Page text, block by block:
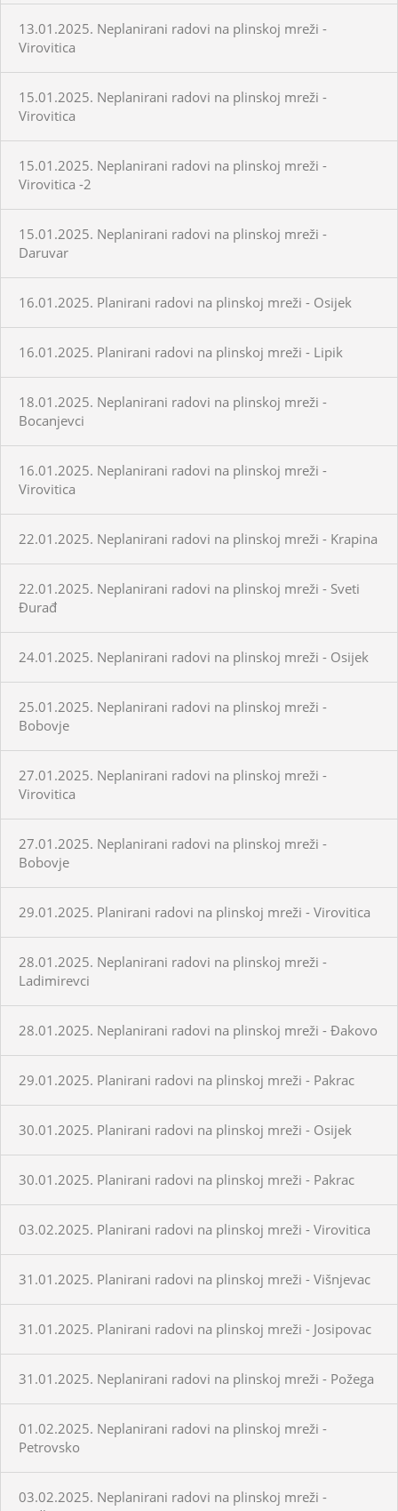
13.01.2025. Neplanirani radovi na plinskoj mreži -
Virovitica
15.01.2025. Neplanirani radovi na plinskoj mreži -
Virovitica
15.01.2025. Neplanirani radovi na plinskoj mreži -
Virovitica -2
15.01.2025. Neplanirani radovi na plinskoj mreži -
Daruvar
16.01.2025. Planirani radovi na plinskoj mreži - Osijek
16.01.2025. Planirani radovi na plinskoj mreži - Lipik
18.01.2025. Neplanirani radovi na plinskoj mreži -
Bocanjevci
16.01.2025. Neplanirani radovi na plinskoj mreži -
Virovitica
22.01.2025. Neplanirani radovi na plinskoj mreži - Krapina
22.01.2025. Neplanirani radovi na plinskoj mreži - Sveti
Đurađ
24.01.2025. Neplanirani radovi na plinskoj mreži - Osijek
25.01.2025. Neplanirani radovi na plinskoj mreži -
Bobovje
27.01.2025. Neplanirani radovi na plinskoj mreži -
Virovitica
27.01.2025. Neplanirani radovi na plinskoj mreži -
Bobovje
29.01.2025. Planirani radovi na plinskoj mreži - Virovitica
28.01.2025. Neplanirani radovi na plinskoj mreži -
Ladimirevci
28.01.2025. Neplanirani radovi na plinskoj mreži - Đakovo
29.01.2025. Planirani radovi na plinskoj mreži - Pakrac
30.01.2025. Planirani radovi na plinskoj mreži - Osijek
30.01.2025. Planirani radovi na plinskoj mreži - Pakrac
03.02.2025. Planirani radovi na plinskoj mreži - Virovitica
31.01.2025. Planirani radovi na plinskoj mreži - Višnjevac
31.01.2025. Planirani radovi na plinskoj mreži - Josipovac
31.01.2025. Neplanirani radovi na plinskoj mreži - Požega
01.02.2025. Neplanirani radovi na plinskoj mreži -
Petrovsko
03.02.2025. Neplanirani radovi na plinskoj mreži -